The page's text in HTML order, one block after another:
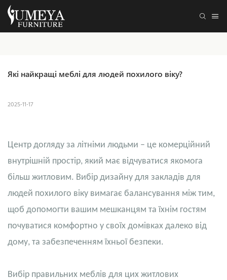
Які найкращі меблі для людей похилого віку?
2025-11-17
Центр догляду за літніми людьми – це комерційний
внутрішній простір, який має відчуватися якомога
більш житловим. Вибір дизайну для закладів для
людей похилого віку вимагає балансування між тим,
щоб допомогти вашим мешканцям та їхнім гостям
почуватися комфортно у своїх домівках далеко від
дому, та забезпеченням їхньої безпеки.
Вибір правильних меблів для цих житлових